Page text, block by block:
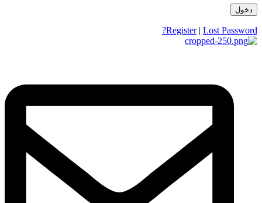
Register| Lost Password?